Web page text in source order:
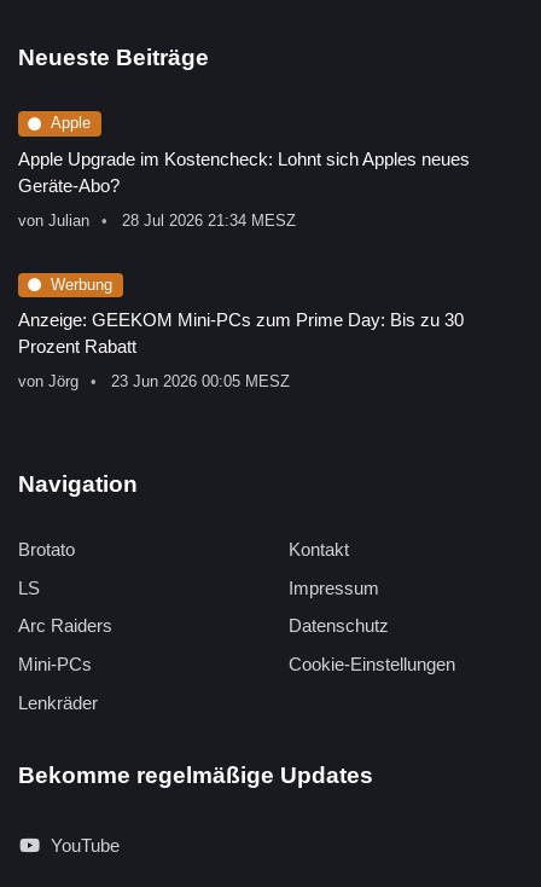
Neueste Beiträge
Apple
Apple Upgrade im Kostencheck: Lohnt sich Apples neues
Geräte-Abo?
von Julian 28 Jul 2026 21:34 MESZ
Werbung
Anzeige: GEEKOM Mini-PCs zum Prime Day: Bis zu 30
Prozent Rabatt
von Jörg 23 Jun 2026 00:05 MESZ
Navigation
Brotato
LS
Arc Raiders
Mini-PCs
Lenkräder
Kontakt
Impressum
Datenschutz
Cookie-Einstellungen
Bekomme regelmäßige Updates
YouTube